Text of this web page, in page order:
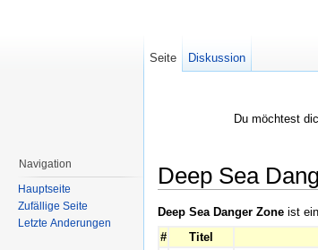
Du möchtest
Deep Sea
Deep Sea Danger Zone ist
#
Titel
Seite Diskussion
Navigation
Hauptseite
Zufällige Seite
Letzte Änderungen